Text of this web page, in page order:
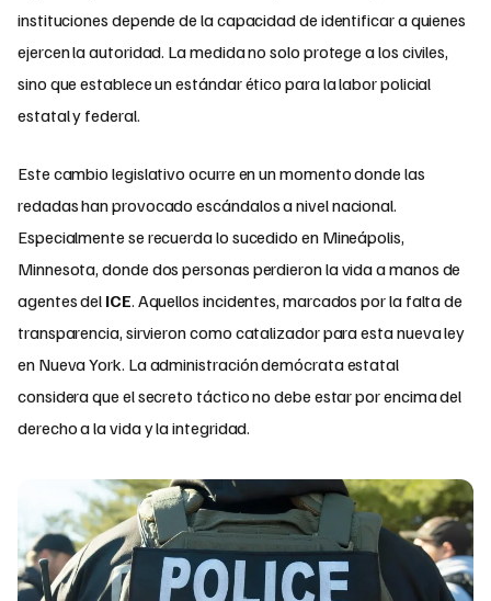
instituciones depende de la capacidad de identificar a quienes
ejercen la autoridad. La medida no solo protege a los civiles,
sino que establece un estándar ético para la labor policial
estatal y federal.
Este cambio legislativo ocurre en un momento donde las
redadas han provocado escándalos a nivel nacional.
Especialmente se recuerda lo sucedido en Mineápolis,
Minnesota, donde dos personas perdieron la vida a manos de
agentes del ICE. Aquellos incidentes, marcados por la falta de
transparencia, sirvieron como catalizador para esta nueva ley
en Nueva York. La administración demócrata estatal
considera que el secreto táctico no debe estar por encima del
derecho a la vida y la integridad.